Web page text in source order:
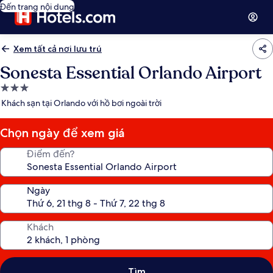
Đến trang nội dung
Xem tất cả nơi lưu trú
Sonesta Essential Orlando Airport
Nơi
lưu
3.0
sao
Khách sạn tại Orlando với hồ bơi ngoài trời
Chọn ngày để xem giá
Điểm đến?
Ngày
Khách